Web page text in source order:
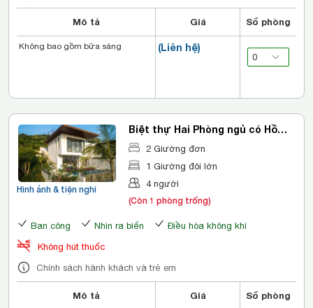
Mô tả Giá Số phòng
(Liên hệ)
Không bao gồm bữa sáng
Hình ảnh & tiện nghi
Biệt thự Hai Phòng ngủ có Hồ
bơi Nhìn ra Đại dương
2 Giường đơn
1 Giường đôi lớn
4 người
(Còn 1 phòng trống)
Ban công Nhìn ra biển
Điều hòa không khí
Không hút thuốc
Chính sách hành khách và trẻ em
Mô tả Giá Số phòng